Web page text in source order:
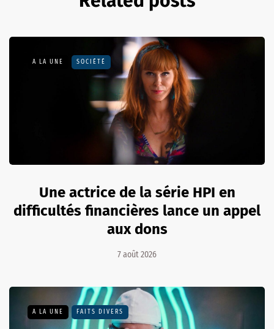
A LA UNE SOCIÉTÉ
Une actrice de la série HPI en
difficultés financières lance un appel
aux dons
7 août 2026
A LA UNE FAITS DIVERS